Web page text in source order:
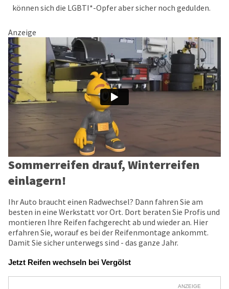
können sich die LGBTI*-Opfer aber sicher noch gedulden.
Anzeige
Sommerreifen drauf, Winterreifen
einlagern!
Ihr Auto braucht einen Radwechsel? Dann fahren Sie am
besten in eine Werkstatt vor Ort. Dort beraten Sie Profis und
montieren Ihre Reifen fachgerecht ab und wieder an. Hier
erfahren Sie, worauf es bei der Reifenmontage ankommt.
Damit Sie sicher unterwegs sind - das ganze Jahr.
Jetzt Reifen wechseln bei Vergölst
ANZEIGE